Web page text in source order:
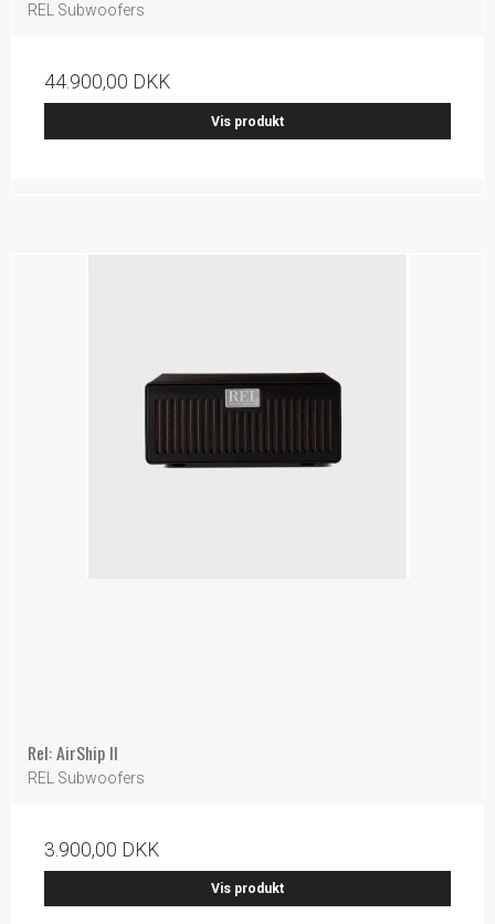
REL Subwoofers
44.900,00 DKK
Vis produkt
Rel: AirShip ll
REL Subwoofers
3.900,00 DKK
Vis produkt